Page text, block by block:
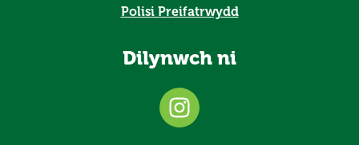
Polisi Preifatrwydd
Dilynwch ni